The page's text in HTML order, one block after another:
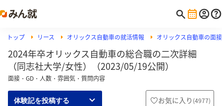
トップ リース オリックス自動車の就活情報 オリックス自動車の面
2024年卒オリックス自動車の総合職の二次詳細
（同志社大学/女性）（2023/05/19公開）
面接・GD・人数・雰囲気・質問内容
体験記を投稿する お気に入り (4977)